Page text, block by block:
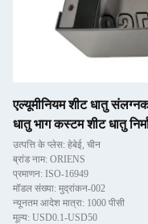
एल्यूमीनियम शीट धातु
धातु भाग कस्टम शीट धातु
उत्पत्ति के प्लेस: हेबेई, चीन
ब्रांड नाम: ORIENS
प्रमाणन: ISO-16949
मॉडल संख्या: मुद्रांकन-002
न्यूनतम आदेश मात्रा: 1000 पीसी
मूल्य: USD0.1-USD50